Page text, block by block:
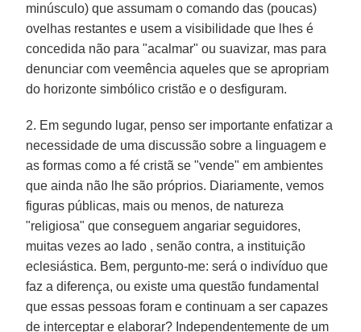
minúsculo) que assumam o comando das (poucas)
ovelhas restantes e usem a visibilidade que lhes é
concedida não para "acalmar" ou suavizar, mas para
denunciar com veemência aqueles que se apropriam
do horizonte simbólico cristão e o desfiguram.
2. Em segundo lugar, penso ser importante enfatizar a
necessidade de uma discussão sobre a linguagem e
as formas como a fé cristã se "vende" em ambientes
que ainda não lhe são próprios. Diariamente, vemos
figuras públicas, mais ou menos, de natureza
"religiosa" que conseguem angariar seguidores,
muitas vezes ao lado , senão contra, a instituição
eclesiástica. Bem, pergunto-me: será o indivíduo que
faz a diferença, ou existe uma questão fundamental
que essas pessoas foram e continuam a ser capazes
de interceptar e elaborar? Independentemente de um